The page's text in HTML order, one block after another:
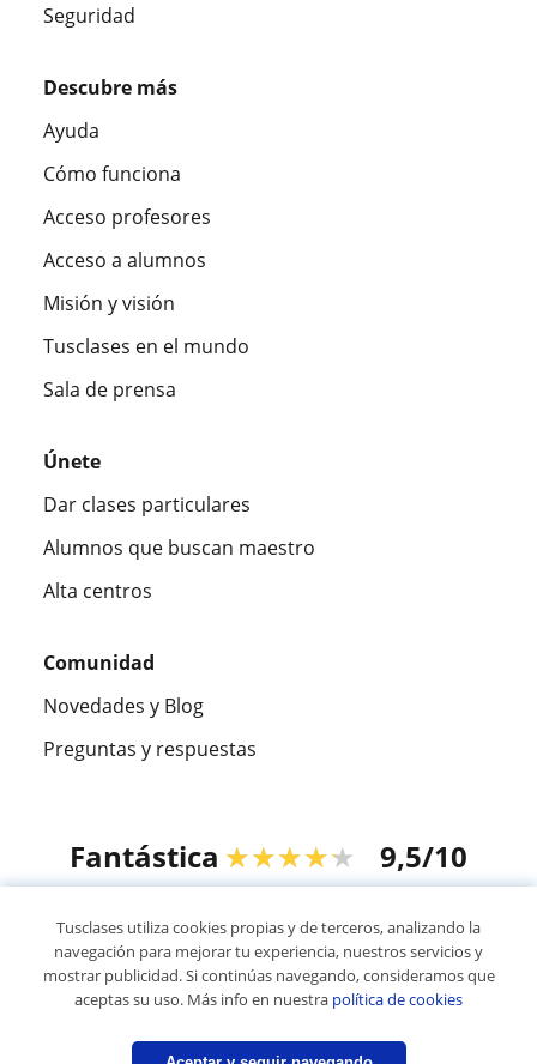
Seguridad
Descubre más
Ayuda
Cómo funciona
Acceso profesores
Acceso a alumnos
Misión y visión
Tusclases en el mundo
Sala de prensa
Únete
Dar clases particulares
Alumnos que buscan maestro
Alta centros
Comunidad
Novedades y Blog
Preguntas y respuestas
Fantástica ★★★★★ 9,5/10
© 2007 - 2026 Tusclases.mx
Mapa web:Profesores particulares
Tusclases utiliza cookies propias y de terceros, analizando la
navegación para mejorar tu experiencia, nuestros servicios y
mostrar publicidad. Si continúas navegando, consideramos que
aceptas su uso. Más info en nuestra política de cookies